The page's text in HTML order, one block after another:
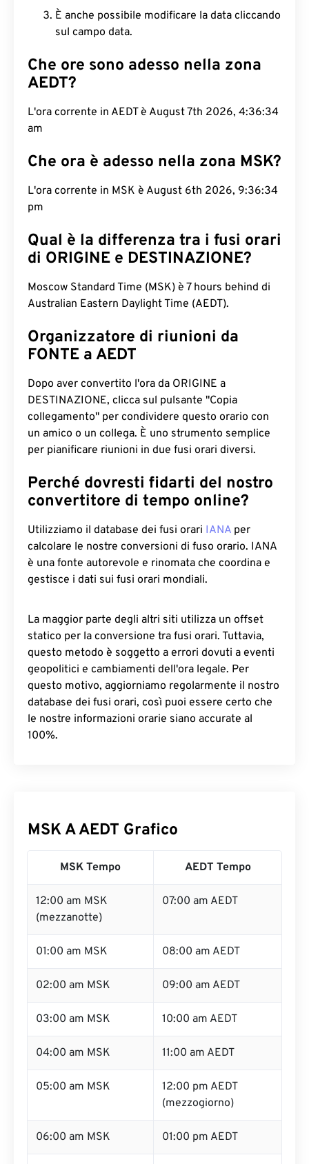
È anche possibile modificare la data cliccando
sul campo data.
Che ore sono adesso nella zona
AEDT?
L'ora corrente in AEDT è August 7th 2026, 4:36:35
am
Che ora è adesso nella zona MSK?
L'ora corrente in MSK è August 6th 2026, 9:36:35
pm
Qual è la differenza tra i fusi orari
di ORIGINE e DESTINAZIONE?
Moscow Standard Time (MSK) è 7 hours behind di
Australian Eastern Daylight Time (AEDT).
Organizzatore di riunioni da
FONTE a AEDT
Dopo aver convertito l'ora da ORIGINE a
DESTINAZIONE, clicca sul pulsante "Copia
collegamento" per condividere questo orario con
un amico o un collega. È uno strumento semplice
per pianificare riunioni in due fusi orari diversi.
Perché dovresti fidarti del nostro
convertitore di tempo online?
Utilizziamo il database dei fusi orari IANA per
calcolare le nostre conversioni di fuso orario. IANA
è una fonte autorevole e rinomata che coordina e
gestisce i dati sui fusi orari mondiali.
La maggior parte degli altri siti utilizza un offset
statico per la conversione tra fusi orari. Tuttavia,
questo metodo è soggetto a errori dovuti a eventi
geopolitici e cambiamenti dell'ora legale. Per
questo motivo, aggiorniamo regolarmente il nostro
database dei fusi orari, così puoi essere certo che
le nostre informazioni orarie siano accurate al
100%.
MSK A AEDT Grafico
MSK Tempo AEDT Tempo
12:00 am MSK
(mezzanotte)
07:00 am AEDT
01:00 am MSK 08:00 am AEDT
02:00 am MSK 09:00 am AEDT
03:00 am MSK 10:00 am AEDT
04:00 am MSK 11:00 am AEDT
05:00 am MSK
12:00 pm AEDT
(mezzogiorno)
06:00 am MSK 01:00 pm AEDT